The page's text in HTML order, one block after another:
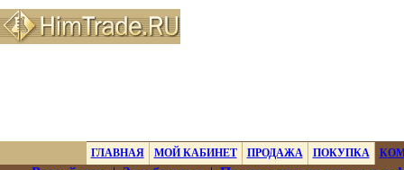
ГЛАВНАЯ МОЙ КАБИНЕТ ПРОДАЖА ПОКУПКА